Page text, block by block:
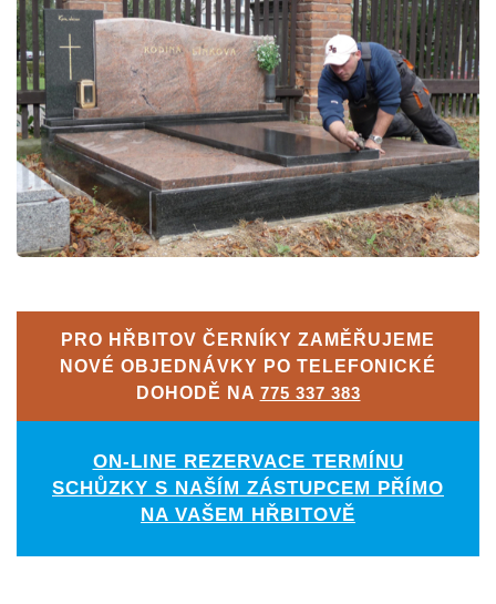
PRO HŘBITOV ČERNÍKY ZAMĚŘUJEME
NOVÉ OBJEDNÁVKY PO TELEFONICKÉ
DOHODĚ NA 775 337 383
ON-LINE REZERVACE TERMÍNU
SCHŮZKY S NAŠÍM ZÁSTUPCEM PŘÍMO
NA VAŠEM HŘBITOVĚ